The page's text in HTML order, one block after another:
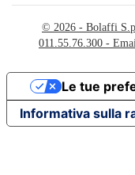
© 2026 - Bolaffi
011.55.76.300 -
Informativa sulla
Le tue